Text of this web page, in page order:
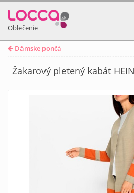
Oblečenie
Dámske pončá
Žakarový pletený kabát